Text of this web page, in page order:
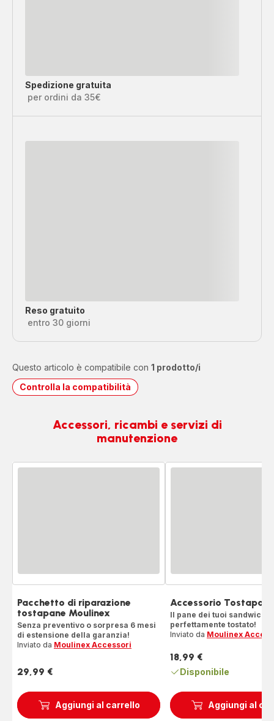
Spedizione gratuita
per ordini da 35€
Reso gratuito
entro 30 giorni
Questo articolo è compatibile con 1 prodotto/i
Controlla la compatibilità
Accessori, ricambi e servizi di
manutenzione
Aggiungi al carrello
Pacchetto di riparazione
tostapane Moulinex
Senza preventivo o sorpresa 6 mesi
di estensione della garanzia!
Inviato da Moulinex Accessori
Prezzo
29,99 €
Aggiungi al
Accessorio Tostapane
Il pane dei tuoi sandwich
perfettamente tostato!
Inviato da Moulinex
Prezzo
18,99 €
Disponibile